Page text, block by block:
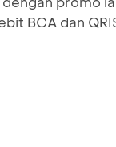
BCA dan